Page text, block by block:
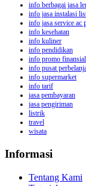
info berbagai jasa
info jasa instalasi
info jasa service ac
info kesehatan
info kuliner
info pendidikan
info promo finansial
info pusat
info supermarket
info tarif
jasa pembayaran
jasa pengiriman
listrik
travel
wisata
Informasi
Tentang Kami